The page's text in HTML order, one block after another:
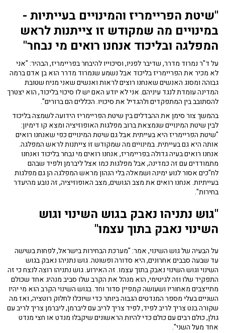
"שיטת הפריימריז והמינויים בעייתיות -
במינויים מה שמקודש זו צייתנות לראש
המפלגה ובליכוד אנחנו רואים מי נבחר"
על ד"ר נמרוד מדרר, שדיבר לפניו, וסיכוייו להיבחר בפריימריז, הבהיר: "אני
לא מכיר את הפריימריז בליכוד אבל נשמע שנמרוד מדרר הוא בן אדם ברמה
גבוהה ומסוג האנשים שאנחנו רוצים לראות ואנשים שאני מניח שטובת
המדינה עומדת לנגד עיניהם. אני לא יודע האם יש לו סיכוי בליכוד, הוא יצטרך
להסתובב בין המתפקדים ולהגדיל את סיכויו. הכללים הם ברורים".
בהמשך צור סימן את ההבדלים בין שיטת הפריימריז הידועה לשמצה בליכוד
לבין שיטת המינויים שנמצאת ברוב מפלגות האופוזיציה ומצא קו דימיון:
"שיטת הפריימריז היא בעייתית אבל גם שיטת המינויים כפי שאנחנו רואים
אותה היא גם בעייתית. במינויים מה שמקודש זו צייתנות לראש המפלגה.
אנחנו רואים בעיה גדולה בפריימריז, אנחנו רואים מי נבחר בליכוד ואנחנו
מתמודדים עם זה כמדינה, אבל מפלגות כמו אצל ליברמן ולפיד שבהם
לח"כים אסור לנוע ימינה ושמאלה בלי הנהון מראש המפלגה הן גם מפלגות
בעייתיות. אנחנו רואים את מצב הגושים, מצב האופוזיציה, זה נובע מהיעדר
בחירות".
"גוש נתניהו נאבק בגוש השינוי וגוש
השינוי נאבק בתוך עצמו"
על הבעיה של גוש השינוי, אמר: "מערכת הבחירות בישראל, לפחות בשישה
עד שבעה סבבים אחרונים, היא סדורה ופשוטה. גוש נתניהו נאבק בגוש
השינוי וגוש השינוי נאבק בתוך עצמו. זה האירוע. גוש נתניהו רוצה לנצח כי זה
התפקיד שלו וזה לגיטימי, הוא מנהל את הקרב שלו סביב מנהיג אחד שכולם
מתייצבים מאחוריו ושעושה קמפיין סדור וחד. בגוש השינוי הקרב הוא מי יהיו
השניים בעלי מספר המנדטים הגבוה ביותר כדי שיוכלו לחלוק רוטציה, ואז מה
שקורה בנט צריך לריב לפיד, לפיד צריך לריב עם ליברמן, ליברמן צריך לריב עם
גולן, כולם רבים עם כולם כדי להיות הראשונים שיקבלו מנדט או חצי מנדט
אחד מעל השני".